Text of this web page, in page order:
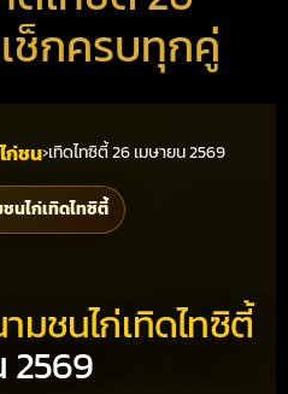
ช็กครบทุกคู่
ก่ชน›เทิดไทซิตี้ 26 เมษายน 2569
นไก่เทิดไทซิตี้
มชนไก่เทิดไทซิตี้
2569